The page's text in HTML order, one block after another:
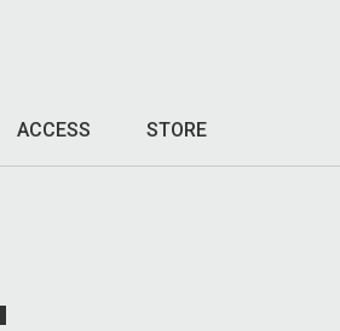
ACCESS STORE